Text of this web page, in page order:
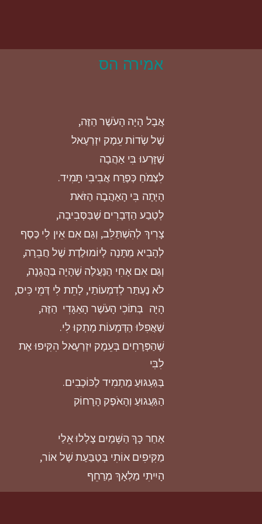
אמירה הס
אֲבָל הָיָה הָעֹשֶׁר הַזֶּה,
שֶׁל שְׂדוֹת עֵמֶק יִזְרְעֶאל
שֶׁזָּרְעוּ בִּי אַהֲבָה
לִצְמֹחַ כְּפֶרַח אֲבִיבִי תָּמִיד.
הָיְתָה בִּי הָאַהֲבָה הַזֹּאת
לְטֶבַע הַדְּבָרִים שֶׁבַּסְּבִיבָה,
צָרִיךְ לְהִשְׁתַּלֵּב, וְגַם אִם אֵין לִי כֶּסֶף
לְהָבִיא מַתָּנָה לְיוֹמוּלֶדֶת שֶׁל חֲבֵרָה,
וְגַם אִם אָחִי הַנַּעֲלֶה שֶׁהָיָה בַּהֲגָנָה,
לֹא נֶעְתַּר לְדִמְעוֹתַי, לָתֵת לִי דְּמֵי כִּיס,
הָיָה בְּתוֹכִי הָעֹשֶׁר הָאַגָּדִי הַזֶּה,
שֶׁאֲפִלּוּ הַדְּמָעוֹת מָתְקוּ לִי.
שֶׁהַפְּרָחִים בְּעֵמֶק יִזְרְעֶאל הִקִּיפוּ אֶת
לִבִּי
בְּגַעְגּוּעַ מַתְמִיד לַכּוֹכָבִים.
הַגַּעֲגוּעַ וְהָאֹפֶק הָרָחוֹק
אַחַר כָּךְ הַשָּׁמַיִם צָלְלוּ אֵלַי
מַקִּיפִים אוֹתִי בְּטַבַּעַת שֶׁל אוֹר,
הָיִיתִי מַלְאָךְ מְרַחֵף